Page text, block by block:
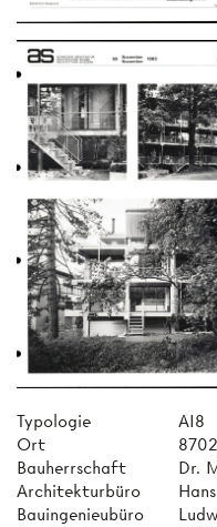
Typologie
AI8
Ort
Bauherrschaft
Dr.
Architekturbüro
Bauingenieubüro